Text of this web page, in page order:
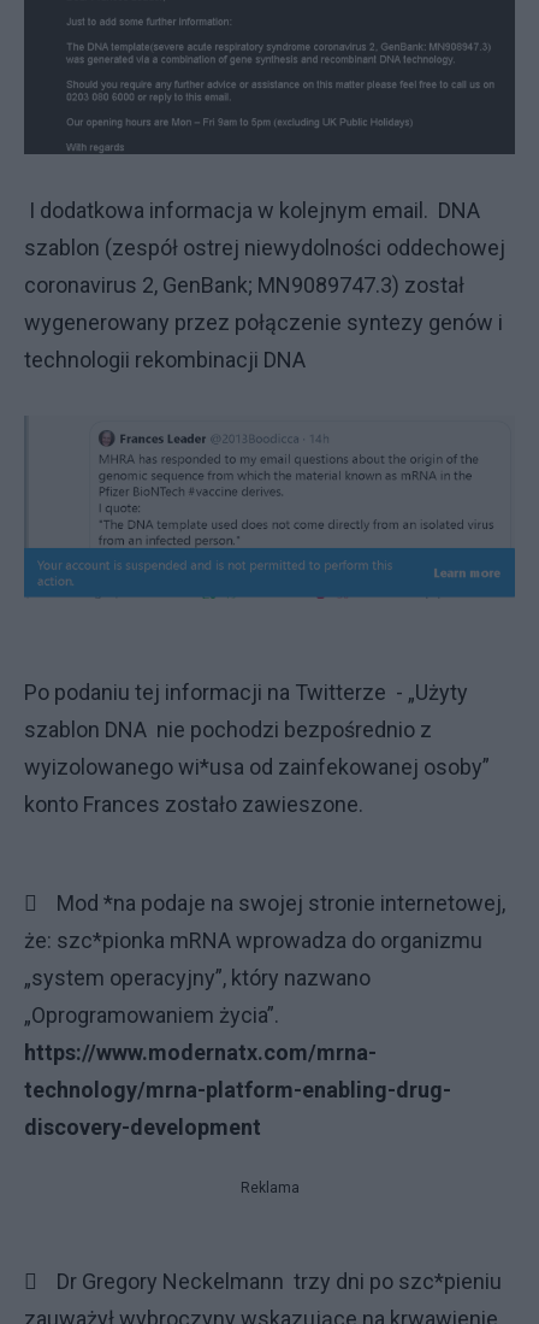
I dodatkowa informacja w kolejnym email. DNA
szablon (zespół ostrej niewydolności oddechowej
coronavirus 2, GenBank; MN9089747.3) został
wygenerowany przez połączenie syntezy genów i
technologii rekombinacji DNA
Po podaniu tej informacji na Twitterze - „Użyty
szablon DNA nie pochodzi bezpośrednio z
wyizolowanego wi*usa od zainfekowanej osoby”
konto Frances zostało zawieszone.
 Mod *na podaje na swojej stronie internetowej,
że: szc*pionka mRNA wprowadza do organizmu
„system operacyjny”, który nazwano
„Oprogramowaniem życia”.
https://www.modernatx.com/mrna-
technology/mrna-platform-enabling-drug-
discovery-development
Reklama
 Dr Gregory Neckelmann trzy dni po szc*pieniu
zauważył wybroczyny wskazujące na krwawienie